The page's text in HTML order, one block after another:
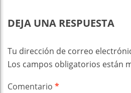
DEJA UNA RESPUESTA
Tu dirección de correo
Los campos obligatorios están
Comentario *